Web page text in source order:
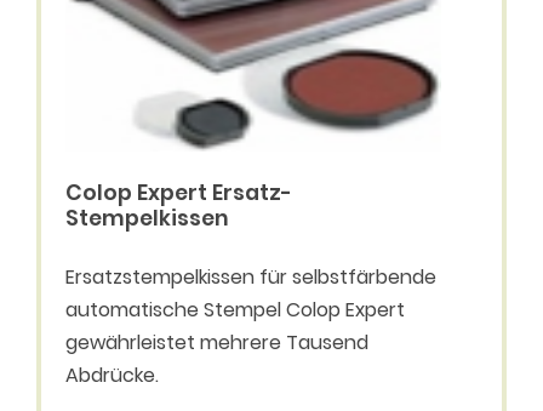
Colop Expert Ersatz-
Stempelkissen
Ersatzstempelkissen für selbstfärbende
automatische Stempel Colop Expert
gewährleistet mehrere Tausend
Abdrücke.